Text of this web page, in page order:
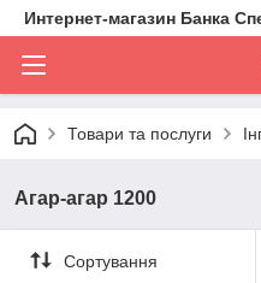
Интернет-магазин Банка
Товари та послуги
Агар-агар 1200
Сортування